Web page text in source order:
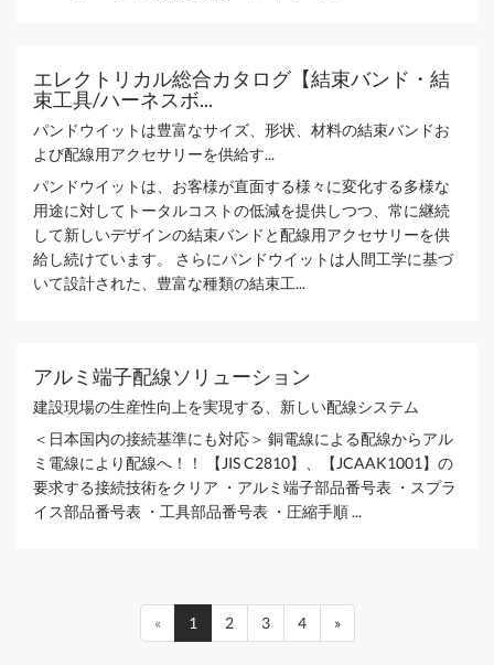
エレクトリカル総合カタログ【結束バンド・結
束工具/ハーネスボ...
パンドウイットは豊富なサイズ、形状、材料の結束バンドお
よび配線用アクセサリーを供給す...
パンドウイットは、お客様が直面する様々に変化する多様な
用途に対してトータルコストの低減を提供しつつ、常に継続
して新しいデザインの結束バンドと配線用アクセサリーを供
給し続けています。 さらにパンドウイットは人間工学に基づ
いて設計された、豊富な種類の結束工...
アルミ端子配線ソリューション
建設現場の生産性向上を実現する、新しい配線システム
＜日本国内の接続基準にも対応＞ 銅電線による配線からアル
ミ電線により配線へ！！ 【JIS C2810】、【JCAAK1001】の
要求する接続技術をクリア ・アルミ端子部品番号表 ・スプラ
イス部品番号表 ・工具部品番号表 ・圧縮手順 ...
« 1 2 3 4 »